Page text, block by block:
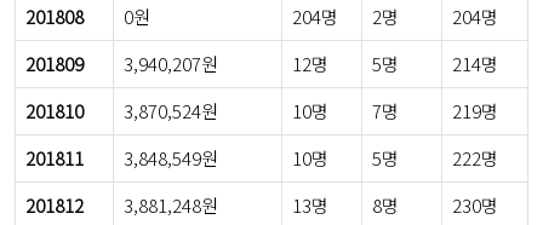
201808
0원 204명 2명
204명
201809
3,940,207원 12명 5명
214명
201810
3,870,524원 10명 7명
219명
201811
3,848,549원 10명 5명
222명
201812
3,881,248원 13명 8명
230명